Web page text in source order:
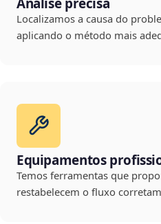
Localizamos a causa do
aplicando o método mais
Equipamentos
Temos ferramentas que
restabelecem o fluxo